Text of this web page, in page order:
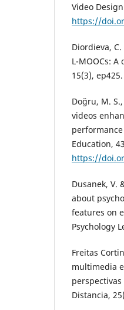
Video
https://
Diordieva,
L-MOOCs:
15(3), ep425.
Doğru, M.
videos
Education,
https://
Dusanek, V.
about
features on
Psychology
Freitas
multimedia
perspectivas
Distancia,